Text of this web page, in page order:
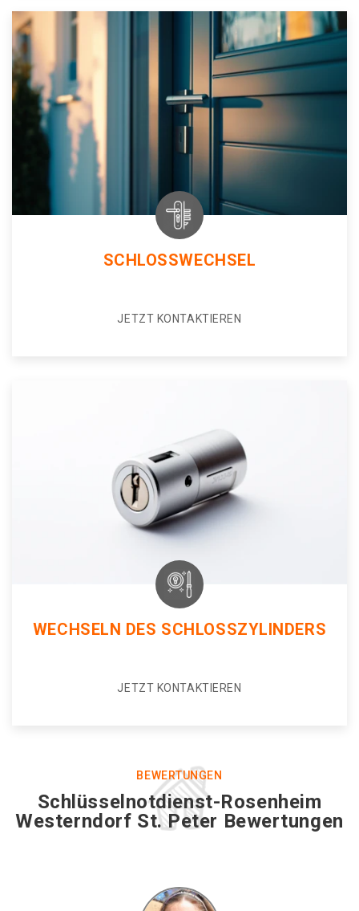
SCHLOSSWECHSEL
JETZT KONTAKTIEREN
WECHSELN DES SCHLOSSZYLINDERS
JETZT KONTAKTIEREN
BEWERTUNGEN
Schlüsselnotdienst-Rosenheim
Westerndorf St. Peter Bewertungen